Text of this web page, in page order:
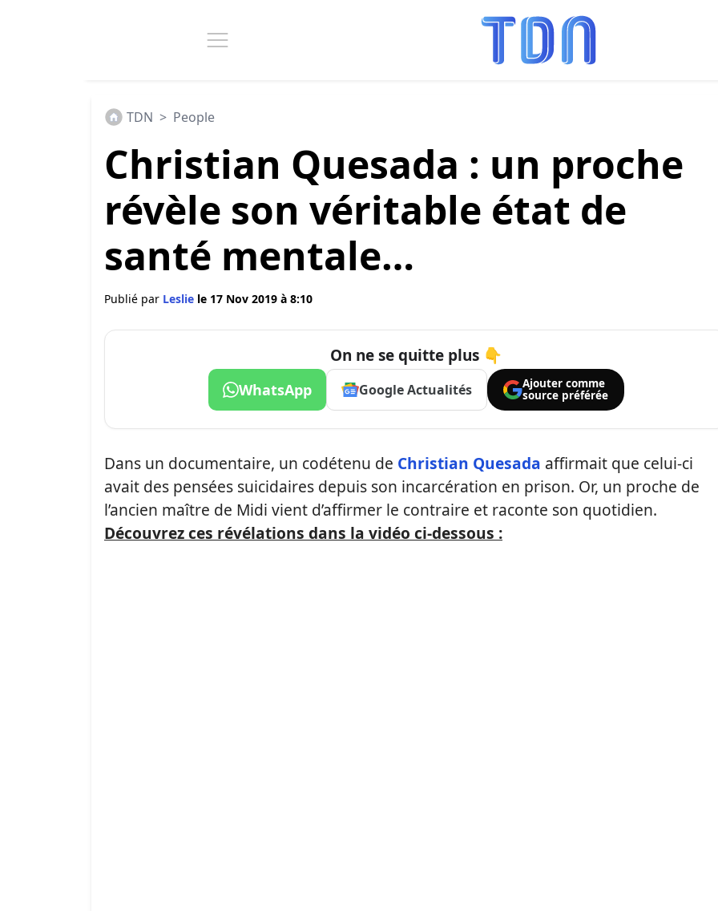
TDN > People
Christian Quesada : un proche
révèle son véritable état de
santé mentale…
Publié par Leslie le 17 Nov 2019 à 8:10
On ne se quitte plus 👇
WhatsApp Google Actualités
Ajouter comme
source préférée
Dans un documentaire, un codétenu de Christian Quesada affirmait que celui-ci
avait des pensées suicidaires depuis son incarcération en prison. Or, un proche de
l’ancien maître de Midi vient d’affirmer le contraire et raconte son quotidien.
Découvrez ces révélations dans la vidéo ci-dessous :